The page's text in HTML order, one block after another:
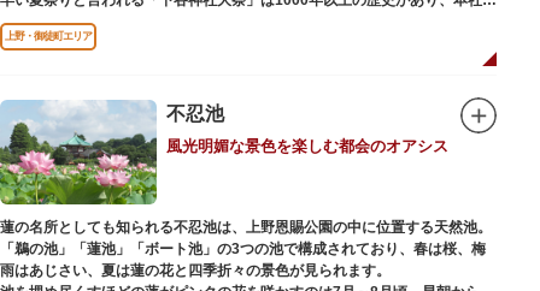
輿の渡御を行う「本祭り」と、町会神輿の渡御だけの「陰祭り」が隔年に行
われています。
本殿には、日本を代表する画家 横山大観による「龍」の天井絵が掲げられて
「句碑」や、初代・三笑亭可楽の寄席が境内で初めて開かれたという「寄席
発祥之地」の石碑などの見どころも。
オリジナルの朱印帳の販売や、月や日によって限定の御朱印頒布も行ってい
ます。
上野・御徒町エリア
不忍池
風光明媚な景色を楽しむ都会のオアシス
蓮の名所としても知られる不忍池は、上野恩賜公園の中に位置する天然池。
「鵜の池」「蓮池」「ボート池」の3つの池で構成されており、春は桜、梅
雨はあじさい、夏は蓮の花と四季折々の景色が見られます。